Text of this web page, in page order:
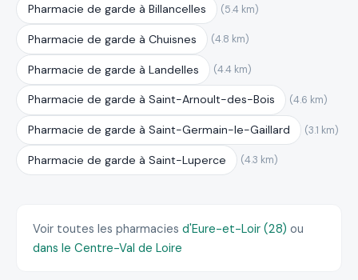
Pharmacie de garde à Billancelles (5.4 km)
Pharmacie de garde à Chuisnes (4.8 km)
Pharmacie de garde à Landelles (4.4 km)
Pharmacie de garde à Saint-Arnoult-des-Bois (4.6 km)
Pharmacie de garde à Saint-Germain-le-Gaillard (3.1 km)
Pharmacie de garde à Saint-Luperce (4.3 km)
Voir toutes les pharmacies d'Eure-et-Loir (28) ou
dans le Centre-Val de Loire